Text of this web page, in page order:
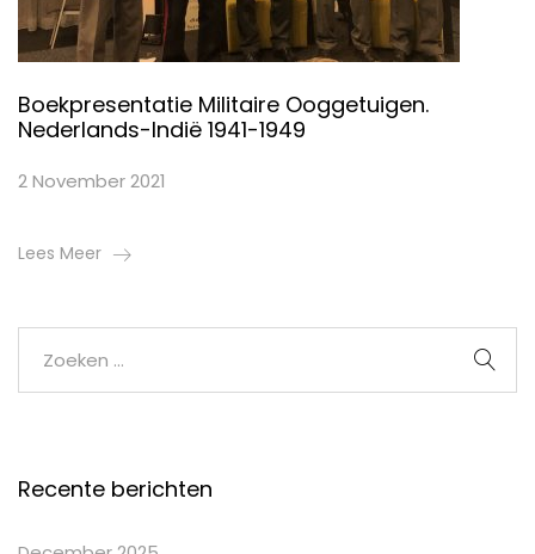
Boekpresentatie Militaire Ooggetuigen.
Nederlands-Indië 1941-1949
2 November 2021
Lees Meer
Recente berichten